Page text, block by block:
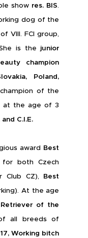
show res. BIS.
dog of the
VIII. FCI group,
is the junior
champion
Poland,
of the
at the age of 3
and C.I.E.
award Best
for both Czech
Club CZ), Best
At the age
of the
all breeds of
Working bitch